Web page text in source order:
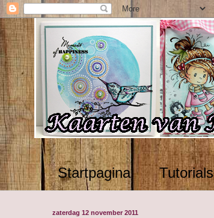
Startpagina Tutorials
zaterdag 12 november 2011